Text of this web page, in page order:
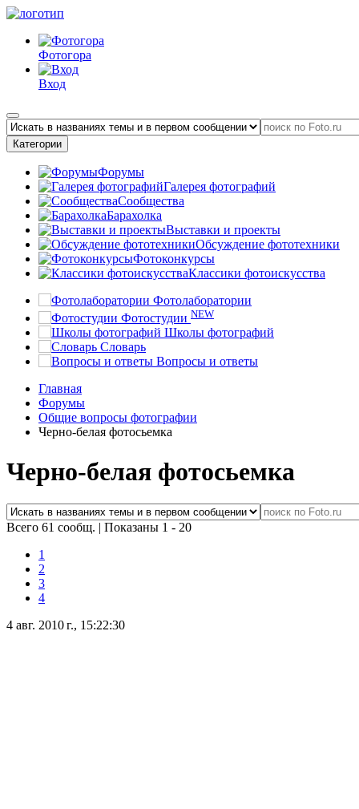
Фотогора
Вход
Категории
Форумы
Галерея фотографий
Сообщества
Барахолка
Выставки и проекты
Обсуждение фототехники
Фотоконкурсы
Классики фотоискусства
Фотолаборатории
Фотостудии NEW
Школы фотографий
Словарь
Вопросы и ответы
Главная
Форумы
Общие вопросы фотографии
Черно-белая фотосьемка
Черно-белая фотосьемка
Всего 61 сообщ. | Показаны 1 - 20
1
2
3
4
4 авг. 2010 г., 15:22:30